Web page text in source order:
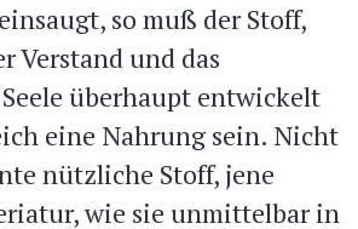
so muß der Stoff,
Verstand und das
überhaupt entwickelt
eine Nahrung sein. Nicht
nützliche Stoff, jene
wie sie unmittelbar in